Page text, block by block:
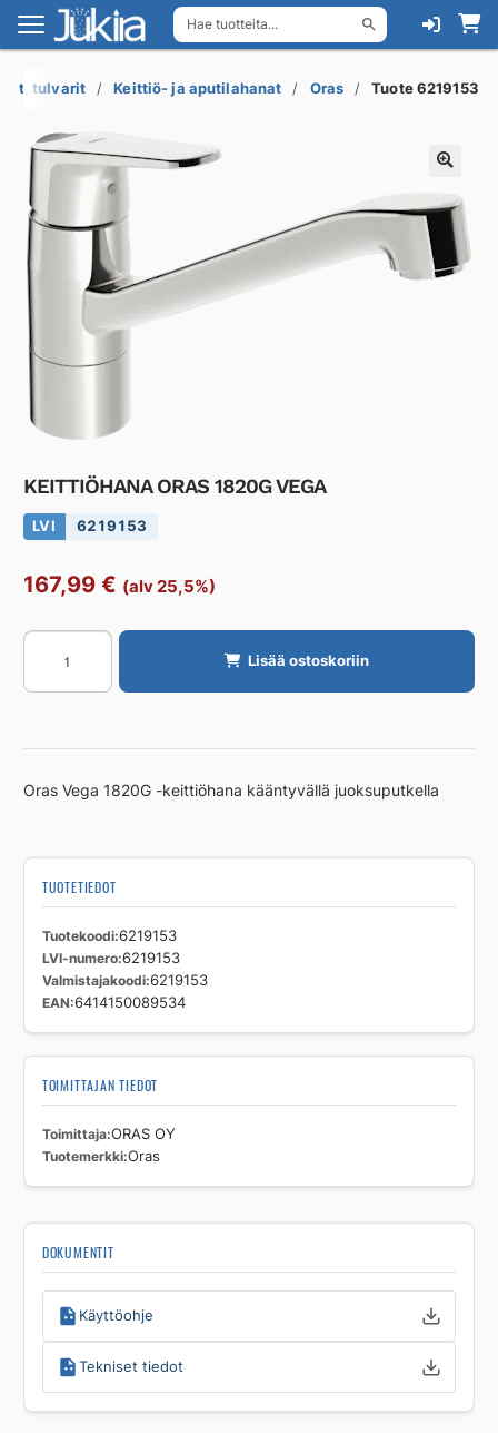
Hae tuotteita...
Siirry
navigointiin
Siirry
sisältöön
tulvarit Keittiö- ja aputilahanat Oras Tuote 6219153
KEITTIÖHANA ORAS 1820G VEGA
LVI 6219153
167,99 € (alv 25,5%)
KEITTIÖHANA
1820G
määrä
Lisää ostoskoriin
Oras Vega 1820G -keittiöhana kääntyvällä juoksuputkella
TUOTETIEDOT
Tuotekoodi 6219153
LVI-numero 6219153
Valmistajakoodi 6219153
EAN 6414150089534
TOIMITTAJAN TIEDOT
Toimittaja ORAS OY
Tuotemerkki Oras
DOKUMENTIT
Käyttöohje
Tekniset tiedot